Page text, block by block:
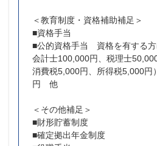
＜教育制度・資格補助補足＞
■資格手当
■公的資格手当 資格を有する
会計士100,000円、税理士
消費税5,000円、所得税5,000円
円 他
＜その他補足＞
■財形貯蓄制度
■確定拠出年金制度